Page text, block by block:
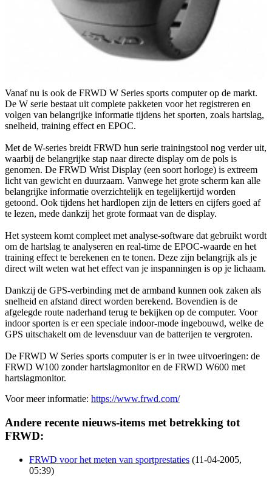
Vanaf nu is ook de FRWD W Series sports computer op de markt.
De W serie bestaat uit complete pakketen voor het registreren en
volgen van belangrijke informatie tijdens het sporten, zoals hartslag,
snelheid, training effect en EPOC.
Met de W-series breidt FRWD hun serie trainingstool nog verder uit,
waarbij de belangrijke stap naar directe display om de pols is
genomen. De FRWD Wrist Display (een soort horloge) is extreem
licht van gewicht en duurzaam. Vanwege het grote scherm kan alle
belangrijke informatie overzichtelijk en tegelijkertijd worden
getoond. Ook tijdens het hardlopen zijn de letters en cijfers goed af
te lezen, mede dankzij het grote formaat van de display.
Het systeem komt compleet met analyse-software dat gebruikt wordt
om de hartslag te analyseren en real-time de EPOC-waarde en het
training effect te berekenen en te tonen. Deze zijn belangrijk als je
direct wilt weten wat het effect van je inspanningen is op je lichaam.
Dankzij de GPS-verbinding met de armband kunnen ook zaken als
snelheid en afstand direct worden berekend. Bovendien is de
afgelegde route naderhand terug te bekijken op de computer. Voor
indoor sporten is er een speciale indoor-mode ingebouwd, welke de
GPS uitschakelt om de levensduur van de batterijen te vergroten.
De FRWD W Series sports computer is er in twee uitvoeringen: de
FRWD W100 zonder hartslagmonitor en de FRWD W600 met
hartslagmonitor.
Voor meer informatie: https://www.frwd.com/
Andere recente nieuws-items met betrekking tot
FRWD:
FRWD voor het meten van sportprestaties (11-04-2005,
05:39)